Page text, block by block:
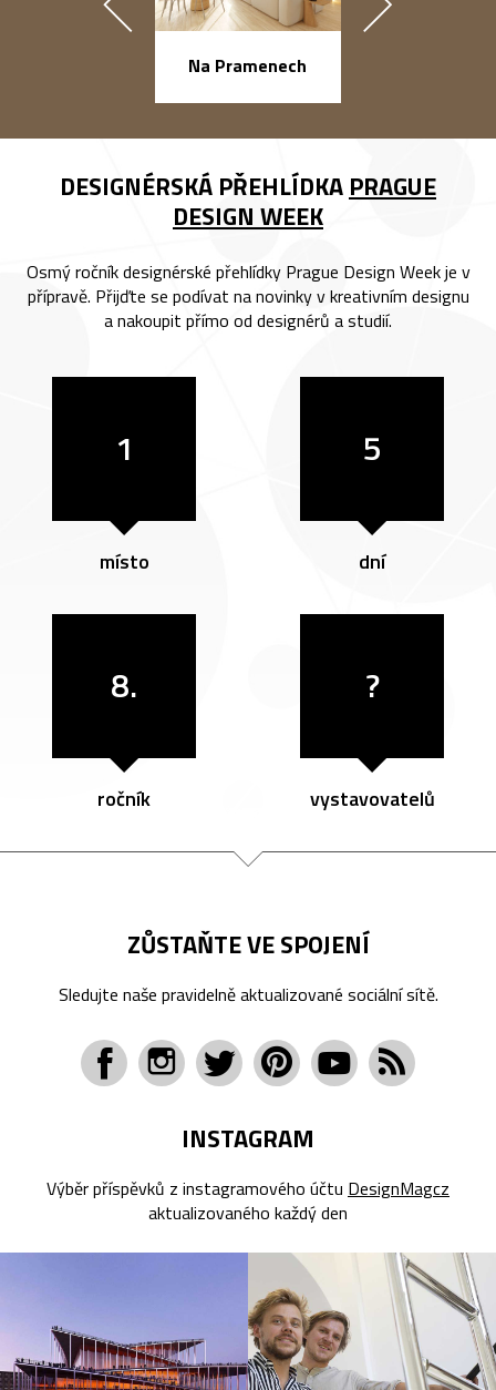
Na Pramenech
DESIGNÉRSKÁ PŘEHLÍDKA PRAGUE
DESIGN WEEK
Osmý ročník designérské přehlídky Prague Design Week je v
přípravě. Přijďte se podívat na novinky v kreativním designu
a nakoupit přímo od designérů a studií.
1
místo
5
dní
8.
ročník
?
vystavovatelů
ZŮSTAŇTE VE SPOJENÍ
Sledujte naše pravidelně aktualizované sociální sítě.
INSTAGRAM
Výběr příspěvků z instagramového účtu DesignMagcz
aktualizovaného každý den